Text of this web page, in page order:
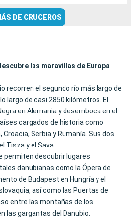
DE CRUCEROS
las maravillas de Europa
recorren el segundo río más largo de
largo de casi 2850 kilómetros. El
en Alemania y desemboca en el
cargados de historia como
Croacia, Serbia y Rumanía. Sus dos
Tisza y el Sava.
permiten descubrir lugares
danubianas como la Ópera de
de Budapest en Hungría y el
así como las Puertas de
entre las montañas de los
las gargantas del Danubio.